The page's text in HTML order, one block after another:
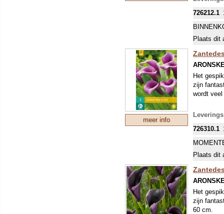
726212.1
Plaats dit
meer info
Het
zijn
wordt
726310.1
Plaats dit
Het
zijn
60 cm.